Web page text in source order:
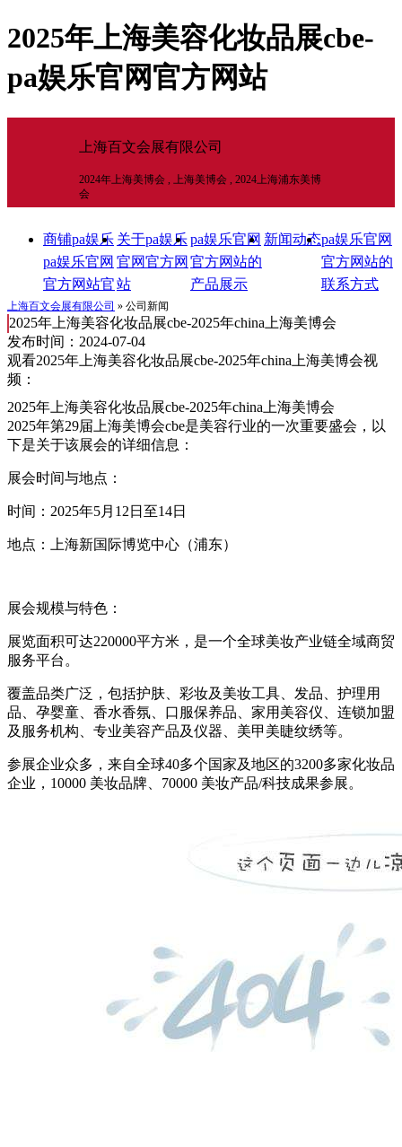
2025年上海美容化妆品展cbe-
pa娱乐官网官方网站
上海百文会展有限公司
2024年上海美博会 , 上海美博会 , 2024上海浦东美博
会
商铺pa娱乐
pa娱乐官网
官方网站官
网官方网站
首页
关于pa娱乐
官网官方网
站
pa娱乐官网
官方网站的
产品展示
新闻动态pa娱乐官网
官方网站的
联系方式
上海百文会展有限公司 » 公司新闻
2025年上海美容化妆品展cbe-2025年china上海美博会
发布时间：2024-07-04
观看2025年上海美容化妆品展cbe-2025年china上海美博会视
频：
2025年上海美容化妆品展cbe-2025年china上海美博会
2025年第29届上海美博会cbe是美容行业的一次重要盛会，以
下是关于该展会的详细信息：
展会时间与地点：
时间：2025年5月12日至14日
地点：上海新国际博览中心（浦东）
展会规模与特色：
展览面积可达220000平方米，是一个全球美妆产业链全域商贸
服务平台。
覆盖品类广泛，包括护肤、彩妆及美妆工具、发品、护理用
品、孕婴童、香水香氛、口服保养品、家用美容仪、连锁加盟
及服务机构、专业美容产品及仪器、美甲美睫纹绣等。
参展企业众多，来自全球40多个国家及地区的3200多家化妆品
企业，10000 美妆品牌、70000 美妆产品/科技成果参展。